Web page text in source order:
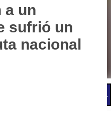
a un
sufrió un
nacional